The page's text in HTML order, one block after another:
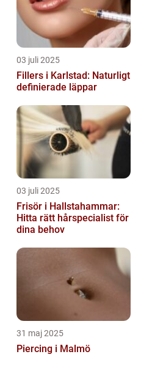
03 juli 2025
Fillers i Karlstad: Naturligt
definierade läppar
03 juli 2025
Frisör i Hallstahammar:
Hitta rätt hårspecialist för
dina behov
31 maj 2025
Piercing i Malmö